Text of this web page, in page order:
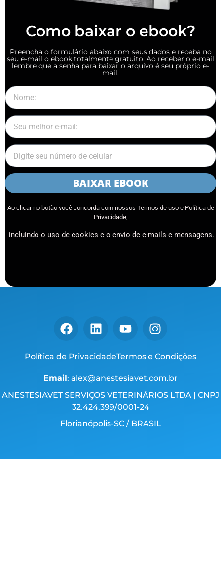
Como baixar o ebook?
Preencha o formulário abaixo com seus dados e receba no
seu e-mail o ebook totalmente gratuito. Ao receber o e-mail
lembre que a senha para baixar o arquivo é seu próprio e-
mail.
BAIXAR EBOOK
Ao clicar no botão você concorda com nossos Termos de uso e Política de
Privacidade,
incluindo o uso de cookies e o envio de e-mails e mensagens.
Política de PrivacidadeTermos e Condições
Email: alex@anestesiavet.com.br
ANESTESIAVET SERVIÇOS VETERINÁRIOS LTDA | CNPJ
32.424.399/0001-24
Florianópolis-SC / BRASIL